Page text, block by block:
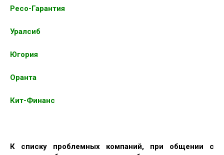
Ресо-Гарантия
Уралсиб
Югория
Оранта
Кит-Финанс
К списку проблемных компаний, при общении с